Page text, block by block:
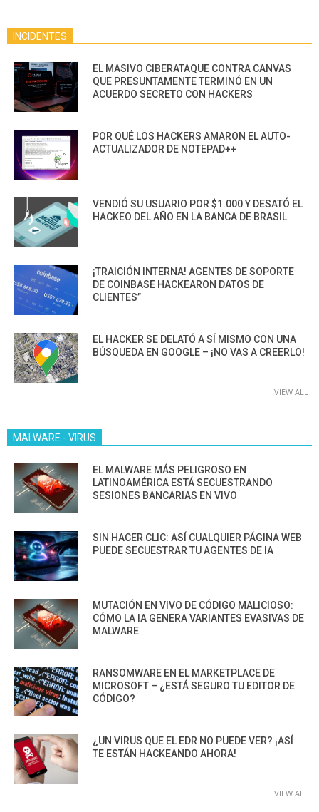
INCIDENTES
EL MASIVO CIBERATAQUE CONTRA CANVAS
QUE PRESUNTAMENTE TERMINÓ EN UN
ACUERDO SECRETO CON HACKERS
POR QUÉ LOS HACKERS AMARON EL AUTO-
ACTUALIZADOR DE NOTEPAD++
VENDIÓ SU USUARIO POR $1.000 Y DESATÓ EL
HACKEO DEL AÑO EN LA BANCA DE BRASIL
¡TRAICIÓN INTERNA! AGENTES DE SOPORTE
DE COINBASE HACKEARON DATOS DE
CLIENTES”
EL HACKER SE DELATÓ A SÍ MISMO CON UNA
BÚSQUEDA EN GOOGLE – ¡NO VAS A CREERLO!
VIEW ALL
MALWARE - VIRUS
EL MALWARE MÁS PELIGROSO EN
LATINOAMÉRICA ESTÁ SECUESTRANDO
SESIONES BANCARIAS EN VIVO
SIN HACER CLIC: ASÍ CUALQUIER PÁGINA WEB
PUEDE SECUESTRAR TU AGENTES DE IA
MUTACIÓN EN VIVO DE CÓDIGO MALICIOSO:
CÓMO LA IA GENERA VARIANTES EVASIVAS DE
MALWARE
RANSOMWARE EN EL MARKETPLACE DE
MICROSOFT – ¿ESTÁ SEGURO TU EDITOR DE
CÓDIGO?
¿UN VIRUS QUE EL EDR NO PUEDE VER? ¡ASÍ
TE ESTÁN HACKEANDO AHORA!
VIEW ALL